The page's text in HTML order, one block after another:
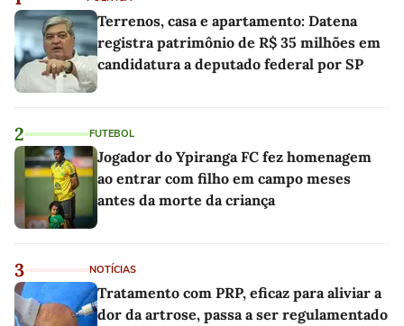
Terrenos, casa e apartamento: Datena
registra patrimônio de R$ 35 milhões em
candidatura a deputado federal por SP
2 FUTEBOL
Jogador do Ypiranga FC fez homenagem
ao entrar com filho em campo meses
antes da morte da criança
3 NOTÍCIAS
Tratamento com PRP, eficaz para aliviar a
dor da artrose, passa a ser regulamentado